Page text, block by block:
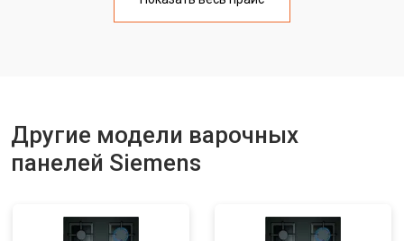
Другие модели варочных
панелей Siemens